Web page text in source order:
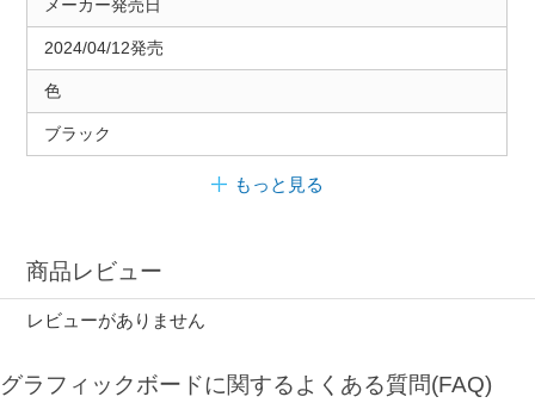
メーカー発売日
2024/04/12発売
色
ブラック
もっと見る
商品レビュー
レビューがありません
グラフィックボードに関するよくある質問(FAQ)